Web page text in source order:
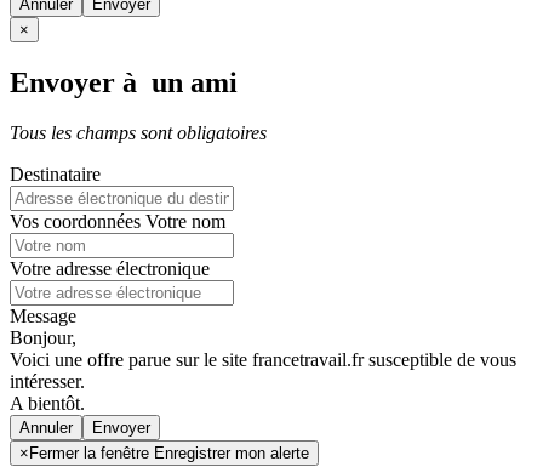
Annuler
×
Envoyer à un ami
Tous les champs sont obligatoires
Destinataire
Vos coordonnées Votre nom
Votre adresse électronique
Message
Bonjour,
Voici une offre parue sur le site francetravail.fr susceptible de vous
intéresser.
A bientôt.
Annuler
× Fermer la fenêtre Enregistrer mon alerte